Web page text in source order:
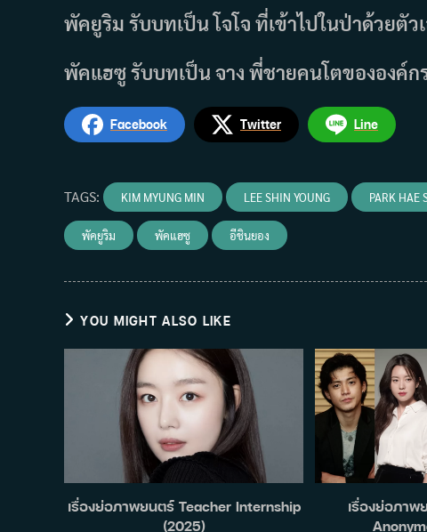
พัคยูริม รับบทเป็น โจโจ ที่เข้าไปในป่าด้วยตัว
พัคแฮซู รับบทเป็น จาง พี่ชายคนโตขององค์ก
Facebook Twitter Line
TAGS: KIM MYUNG MIN LEE SHIN YOUNG PARK HAE
พัคยูริม พัคแฮซู อีชินยอง
YOU MIGHT ALSO LIKE
เรื่องย่อภาพยนตร์ Teacher Internship
(2025)
เรื่องย่อภา